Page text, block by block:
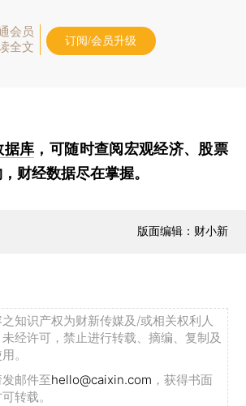
会员
全文
订阅/会员升级
据库 ，可随时查阅宏观经济、股票
财经数据尽在掌握。
版面编辑：财小新
知识产权为财新传媒及/或相关权利人
经许可，禁止进行转载、摘编、复制及
。
邮件至hello@caixin.com ，获得书面
转载。